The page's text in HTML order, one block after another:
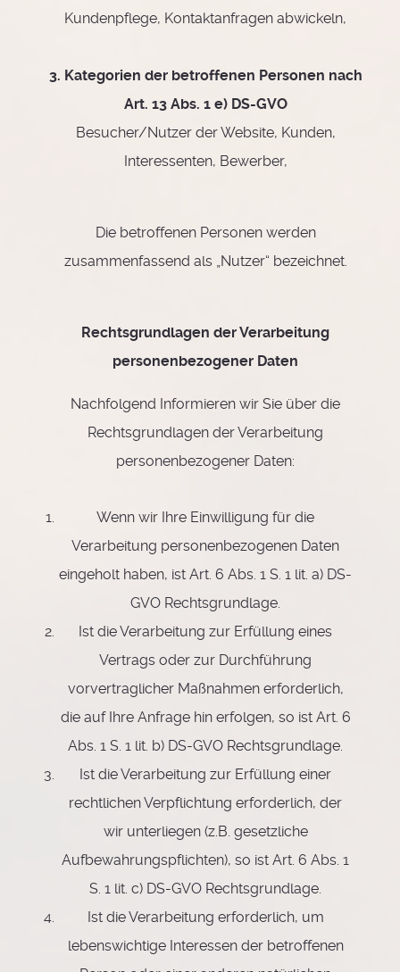
Kundenpflege, Kontaktanfragen abwickeln,
3. Kategorien der betroffenen Personen nach
Art. 13 Abs. 1 e) DS-GVO
Besucher/Nutzer der Website, Kunden,
Interessenten, Bewerber,
Die betroffenen Personen werden
zusammenfassend als „Nutzer“ bezeichnet.
Rechtsgrundlagen der Verarbeitung
personenbezogener Daten
Nachfolgend Informieren wir Sie über die
Rechtsgrundlagen der Verarbeitung
personenbezogener Daten:
Wenn wir Ihre Einwilligung für die
Verarbeitung personenbezogenen Daten
eingeholt haben, ist Art. 6 Abs. 1 S. 1 lit. a) DS-
GVO Rechtsgrundlage.
Ist die Verarbeitung zur Erfüllung eines
Vertrags oder zur Durchführung
vorvertraglicher Maßnahmen erforderlich,
die auf Ihre Anfrage hin erfolgen, so ist Art. 6
Abs. 1 S. 1 lit. b) DS-GVO Rechtsgrundlage.
Ist die Verarbeitung zur Erfüllung einer
rechtlichen Verpflichtung erforderlich, der
wir unterliegen (z.B. gesetzliche
Aufbewahrungspflichten), so ist Art. 6 Abs. 1
S. 1 lit. c) DS-GVO Rechtsgrundlage.
Ist die Verarbeitung erforderlich, um
lebenswichtige Interessen der betroffenen